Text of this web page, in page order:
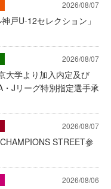
2026/08/07
戸U-12セレクション」
2026/08/07
大学より加入内定及び
Jリーグ特別指定選手承
2026/08/07
STREET参
2026/08/06